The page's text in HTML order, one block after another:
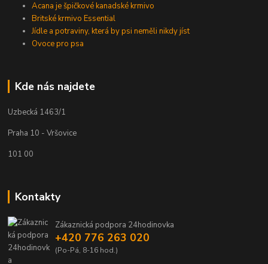
Acana je špičkové kanadské krmivo
Britské krmivo Essential
Jídle a potraviny, která by psi neměli nikdy jíst
Ovoce pro psa
Kde nás najdete
Uzbecká 1463/1
Praha 10 - Vršovice
101 00
Kontakty
Zákaznická podpora 24hodinovka
+420 776 263 020
(Po-Pá, 8-16 hod.)